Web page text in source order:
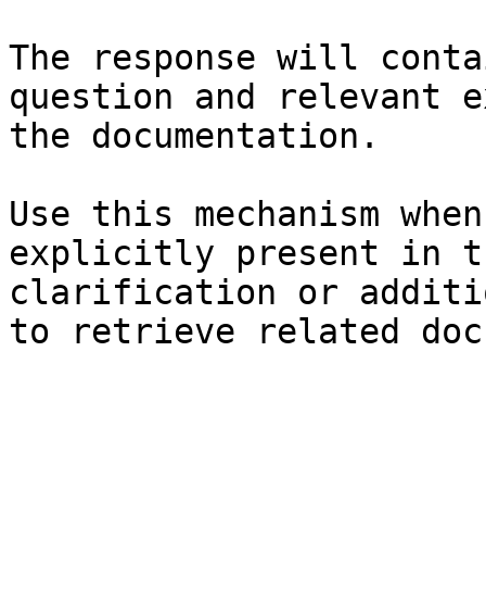
The response will
question and relevant
the documentation.
Use this mechanism
explicitly present in
clarification or